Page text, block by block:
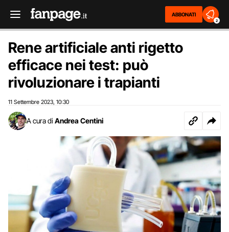
ABBONATI
2
Rene artificiale anti rigetto
efficace nei test: può
rivoluzionare i trapianti
11 Settembre 2023 10:30
A cura di Andrea Centini